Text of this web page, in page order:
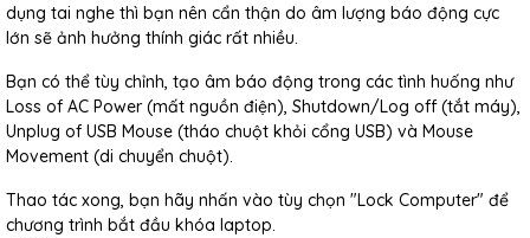
dụng tai nghe thì bạn nên cẩn thận do âm lượng báo động cực
lớn sẽ ảnh hưởng thính giác rất nhiều.
Bạn có thể tùy chỉnh, tạo âm báo động trong các tình huống như
Loss of AC Power (mất nguồn điện), Shutdown/Log off (tắt máy),
Unplug of USB Mouse (tháo chuột khỏi cổng USB) và Mouse
Movement (di chuyển chuột).
Thao tác xong, bạn hãy nhấn vào tùy chọn "Lock Computer" để
chương trình bắt đầu khóa laptop.